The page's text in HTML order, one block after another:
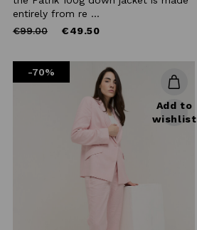
entirely from re ...
Price
€99.00to €49.50
-70%
Add to
wishlist